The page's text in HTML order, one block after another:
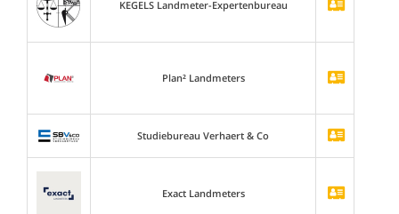
KEGELS Landmeter-Expertenbureau
Plan² Landmeters
Studiebureau Verhaert & Co
Exact Landmeters